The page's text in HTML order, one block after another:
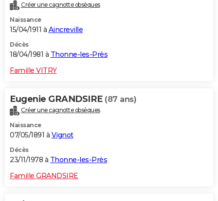
Créer une cagnotte obsèques
Naissance
15/04/1911 à Aincreville
Décès
18/04/1981 à Thonne-les-Près
Famille VITRY
Eugenie GRANDSIRE (87 ans)
Créer une cagnotte obsèques
Naissance
07/05/1891 à Vignot
Décès
23/11/1978 à Thonne-les-Près
Famille GRANDSIRE